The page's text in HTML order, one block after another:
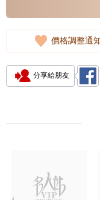
價格調整通
分享給朋友